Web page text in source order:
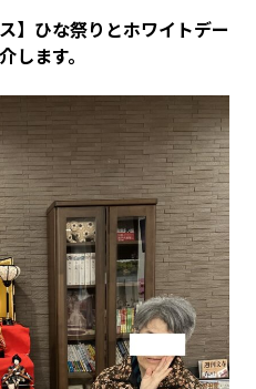
】ひな祭りとホワイトデー
します。